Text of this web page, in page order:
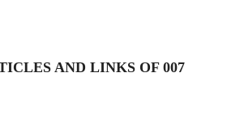
AND LINKS OF 007